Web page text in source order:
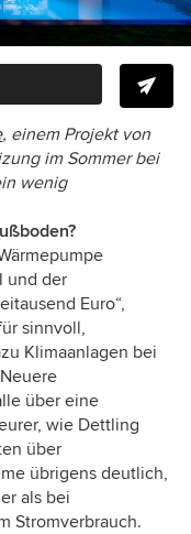
, einem Projekt von
im Sommer bei
wenig
und der
Euro“,
sinnvoll,
Klimaanlagen bei
über eine
wie Dettling
über
übrigens deutlich,
als bei
Stromverbrauch.